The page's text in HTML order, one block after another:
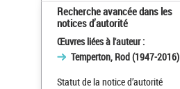
Recherche avancée dans les
notices d’autorité
Œuvres liées à l'auteur :
Temperton, Rod (1947-2016)
Statut de la notice d’autorité